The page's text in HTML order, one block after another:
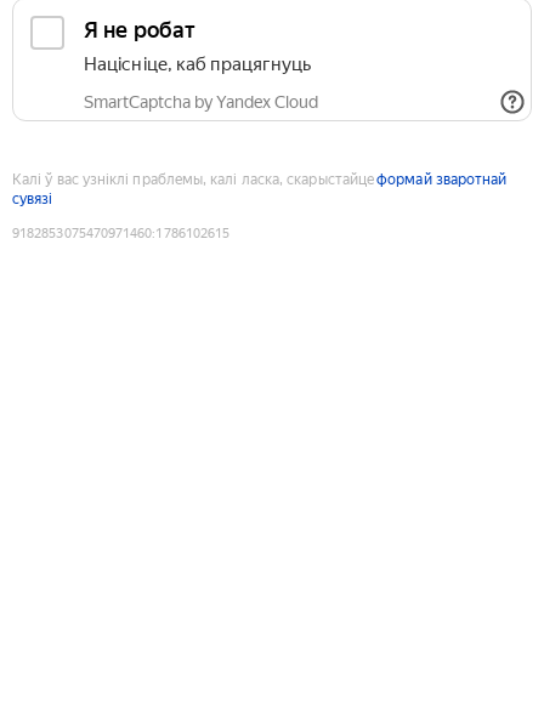
Я не робат
Націсніце, каб працягнуць
SmartCaptcha by Yandex Cloud
Калі ў вас узніклі праблемы, калі ласка, скарыстайцеформай зваротнай
сувязі
9182853075470971460:1786102615